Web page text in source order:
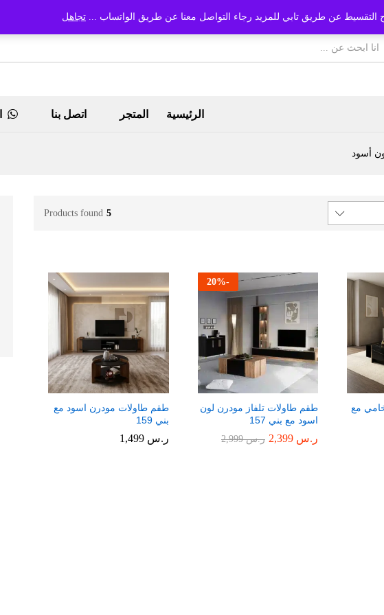
التقسيط عن طريق تابي للمزيد رجاء التواصل معنا عن طريق الواتساب ... تجاهل
الرئيسية المتجر اتصل بنا
أسود
5
Products found
مع
-
20%
طقم طاولات تلفاز مودرن لون
اسود مع بني 157
ر.س ر.س2,999 ر.س ر.س2,999
طقم طاولات مودرن اسود مع
بني 159
ر.س 1,499 ر.س 1,499